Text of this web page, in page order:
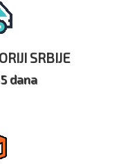
SRBIJE
dana